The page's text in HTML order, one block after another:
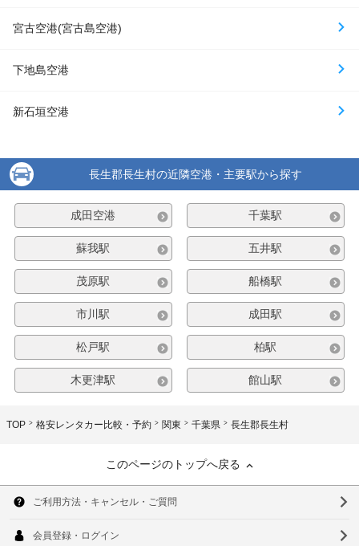
宮古空港(宮古島空港)
下地島空港
新石垣空港
長生郡長生村の近隣空港・主要駅から探す
成田空港 千葉駅
蘇我駅 五井駅
茂原駅 船橋駅
市川駅 成田駅
松戸駅 柏駅
木更津駅 館山駅
TOP 格安レンタカー比較・予約 関東 千葉県 長生郡長生村
このページのトップへ戻る